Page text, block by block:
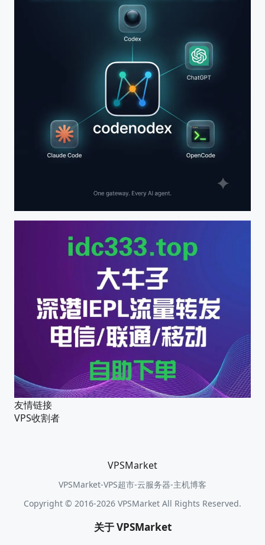
友情链接
VPS收割者
VPSMarket
VPSMarket-VPS超市-云服务器-主机博客
Copyright © 2016-2026 VPSMarket All Rights Reserved.
关于 VPSMarket